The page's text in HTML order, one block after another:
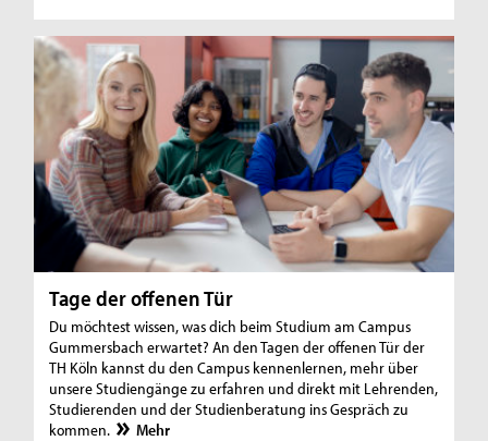
Tage der offenen Tür
Du möchtest wissen, was dich beim Studium am Campus
Gummersbach erwartet? An den Tagen der offenen Tür der
TH Köln kannst du den Campus kennenlernen, mehr über
unsere Studiengänge zu erfahren und direkt mit Lehrenden,
Studierenden und der Studienberatung ins Gespräch zu
kommen.
Mehr